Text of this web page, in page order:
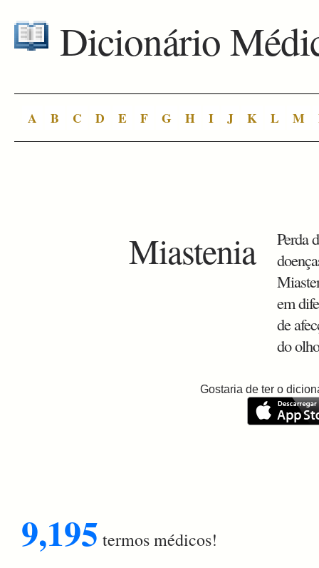
Dicionário
A B C D E F G H I J K L M
Miastenia
Perda
em
de
do
Gostaria de ter o
9,195 termos médicos!